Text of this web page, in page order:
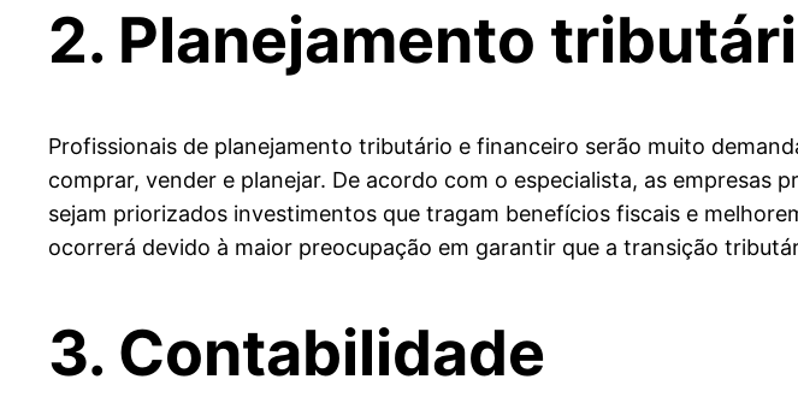
2. Planejamento
Profissionais de planejamento tributário e financeiro serão muito
comprar, vender e planejar. De acordo com o especialista, as empresas
sejam priorizados investimentos que tragam benefícios fiscais e
ocorrerá devido à maior preocupação em garantir que a transição
3. Contabilidade